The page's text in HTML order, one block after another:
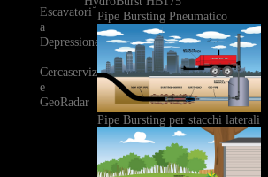
Escavatori
a
Depressione
Cercaservizi
e
GeoRadar
Pipe Bursting Pneumatico
Pipe Bursting per stacchi laterali